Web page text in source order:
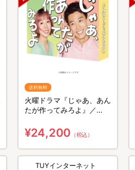
送料無料
火曜ドラマ『じゃあ、あん
たが作ってみろよ』／
枚組）
¥24,200 （税込）
TUYインターネット